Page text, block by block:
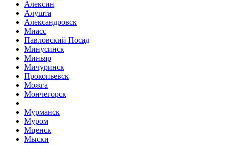
Алексин
Алушта
Александровск
Миасс
Павловский Посад
Минусинск
Миньяр
Мичуринск
Прокопьевск
Можга
Мончегорск
Мурманск
Муром
Мценск
Мыски